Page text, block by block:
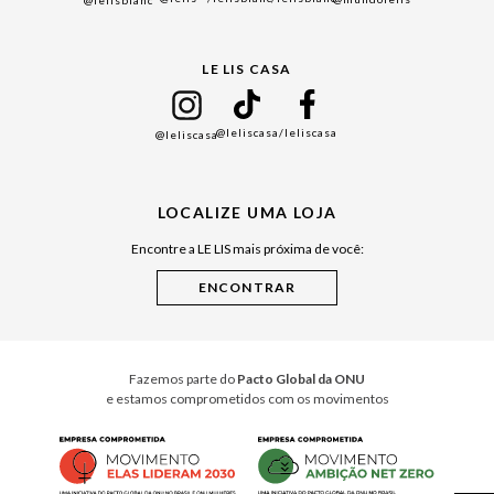
Black Friday
Cuidados Casa
LE LIS CASA
@leliscasa@leliscasa/leliscasa
LOCALIZE UMA LOJA
Encontre a LE LIS mais próxima de você:
Fazemos parte do Pacto Global da ONU
e estamos comprometidos com os movimentos